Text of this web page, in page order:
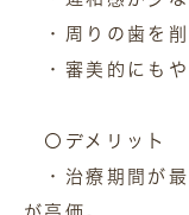
・周りの歯を削
・審美的にもや
〇デメリット
・治療期間が最